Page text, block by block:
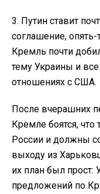
3. Путин ставит
соглашение,
Кремль почти
тему Украины и
отношениях с США.
После вчерашних
Кремле боятся, что
России и должны
выходу из
их план был прост:
предложений по